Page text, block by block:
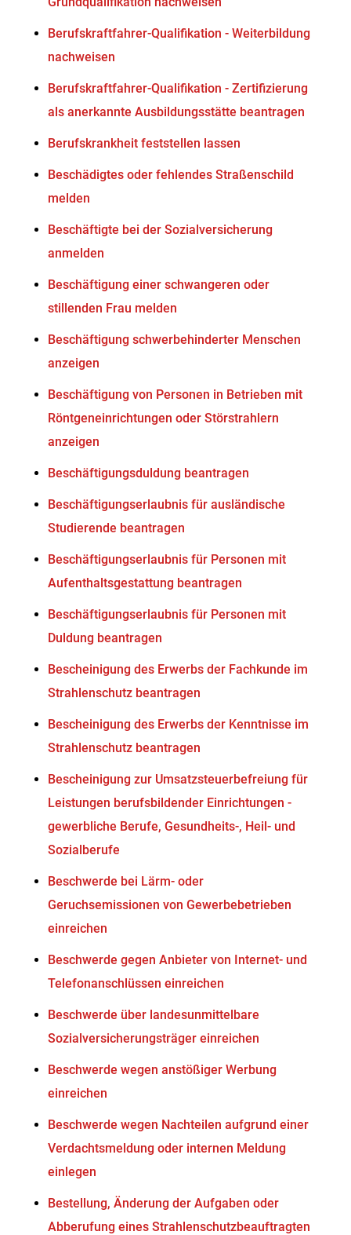
Berufskraftfahrer-Qualifikation - Weiterbildung
nachweisen
Berufskraftfahrer-Qualifikation - Zertifizierung
als anerkannte Ausbildungsstätte beantragen
Berufskrankheit feststellen lassen
Beschädigtes oder fehlendes Straßenschild
melden
Beschäftigte bei der Sozialversicherung
anmelden
Beschäftigung einer schwangeren oder
stillenden Frau melden
Beschäftigung schwerbehinderter Menschen
anzeigen
Beschäftigung von Personen in Betrieben mit
Röntgeneinrichtungen oder Störstrahlern
anzeigen
Beschäftigungsduldung beantragen
Beschäftigungserlaubnis für ausländische
Studierende beantragen
Beschäftigungserlaubnis für Personen mit
Aufenthaltsgestattung beantragen
Beschäftigungserlaubnis für Personen mit
Duldung beantragen
Bescheinigung des Erwerbs der Fachkunde im
Strahlenschutz beantragen
Bescheinigung des Erwerbs der Kenntnisse im
Strahlenschutz beantragen
Bescheinigung zur Umsatzsteuerbefreiung für
Leistungen berufsbildender Einrichtungen -
gewerbliche Berufe, Gesundheits-, Heil- und
Sozialberufe
Beschwerde bei Lärm- oder
Geruchsemissionen von Gewerbebetrieben
einreichen
Beschwerde gegen Anbieter von Internet- und
Telefonanschlüssen einreichen
Beschwerde über landesunmittelbare
Sozialversicherungsträger einreichen
Beschwerde wegen anstößiger Werbung
einreichen
Beschwerde wegen Nachteilen aufgrund einer
Verdachtsmeldung oder internen Meldung
einlegen
Bestellung, Änderung der Aufgaben oder
Abberufung eines Strahlenschutzbeauftragten